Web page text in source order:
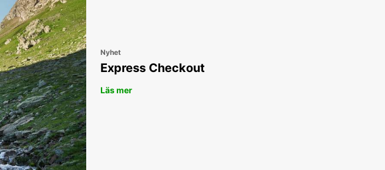
Nyhet
Express Checkout
Läs mer